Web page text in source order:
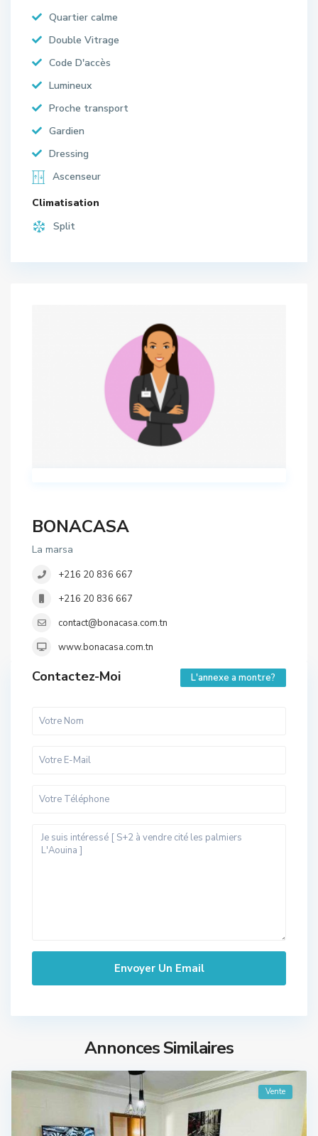
Quartier calme
Double Vitrage
Code D'accès
Lumineux
Proche transport
Gardien
Dressing
Ascenseur
Climatisation
Split
BONACASA
La marsa
+216 20 836 667
+216 20 836 667
contact@bonacasa.com.tn
www.bonacasa.com.tn
Contactez-Moi L'annexe a montre?
Annonces Similaires
Vente